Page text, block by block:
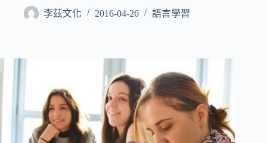
李茲文化 2016-04-26 語言學習